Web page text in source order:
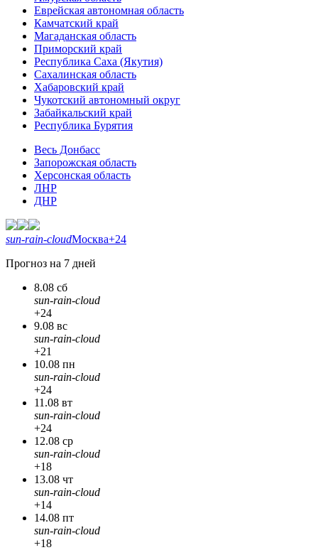
Еврейская автономная область
Камчатский край
Магаданская область
Приморский край
Республика Саха (Якутия)
Сахалинская область
Хабаровский край
Чукотский автономный округ
Забайкальский край
Республика Бурятия
Весь Донбасс
Запорожская область
Херсонская область
ЛНР
ДНР
sun-rain-cloudМосква+24
Прогноз на 7 дней
8.08 сб
sun-rain-cloud
+24
9.08 вс
sun-rain-cloud
+21
10.08 пн
sun-rain-cloud
+24
11.08 вт
sun-rain-cloud
+24
12.08 ср
sun-rain-cloud
+18
13.08 чт
sun-rain-cloud
+14
14.08 пт
sun-rain-cloud
+18